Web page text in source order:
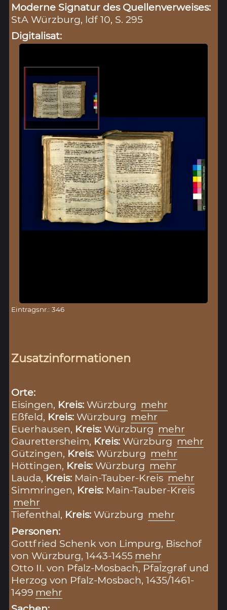
Moderne Signatur des Quellenverweises:
StA Würzburg, ldf 10, S. 295
Digitalisat:
Eintragsnr.: 346
Zusatzinformationen
Orte:
Eisingen, Kreis:Würzburg mehr
Eßfeld, Kreis:Würzburg mehr
Euerhausen, Kreis:Würzburg mehr
Gaurettersheim, Kreis:Würzburg mehr
Gützingen, Kreis:Würzburg mehr
Höttingen, Kreis:Würzburg mehr
Lauda, Kreis: Main-Tauber-Kreis mehr
Simmringen, Kreis: Main-Tauber-Kreis
mehr
Tiefenthal, Kreis:Würzburg mehr
Personen:
Gottfried Schenk von Limpurg, Bischof
von Würzburg, 1443-1455 mehr
Otto II. von Pfalz-Mosbach, Pfalzgraf und
Herzog von Pfalz-Mosbach, 1435/1461-
1499 mehr